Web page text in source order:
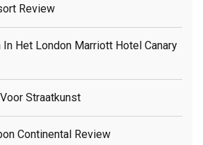
Review
Het London Marriott Hotel Canary
Straatkunst
Continental Review